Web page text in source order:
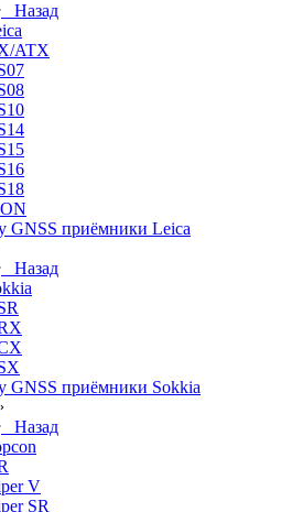
Назад
ATX
GNSS приёмники Leica
Назад
GNSS приёмники Sokkia
Назад
V
SR